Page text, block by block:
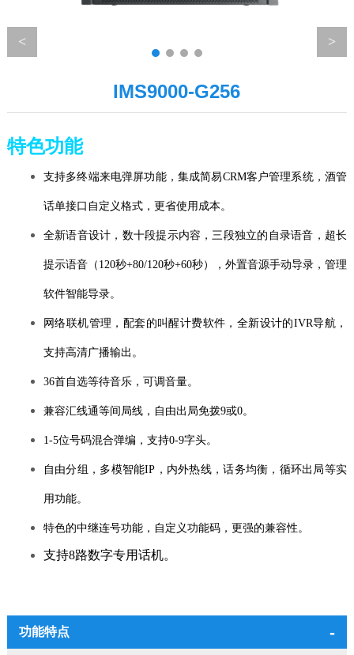
IMS9000-G256
特色功能
支持多终端来电弹屏功能，集成简易CRM客户管理系统，酒管
话单接口自定义格式，更省使用成本。
全新语音设计，数十段提示内容，三段独立的自录语音，超长
提示语音（120秒+80/120秒+60秒），外置音源手动导录，管理
软件智能导录。
网络联机管理，配套的叫醒计费软件，全新设计的IVR导航，
支持高清广播输出。
36首自选等待音乐，可调音量。
兼容汇线通等间局线，自由出局免拨9或0。
1-5位号码混合弹编，支持0-9字头。
自由分组，多模智能IP，内外热线，话务均衡，循环出局等实
用功能。
特色的中继连号功能，自定义功能码，更强的兼容性。
支持8路数字专用话机。
功能特点